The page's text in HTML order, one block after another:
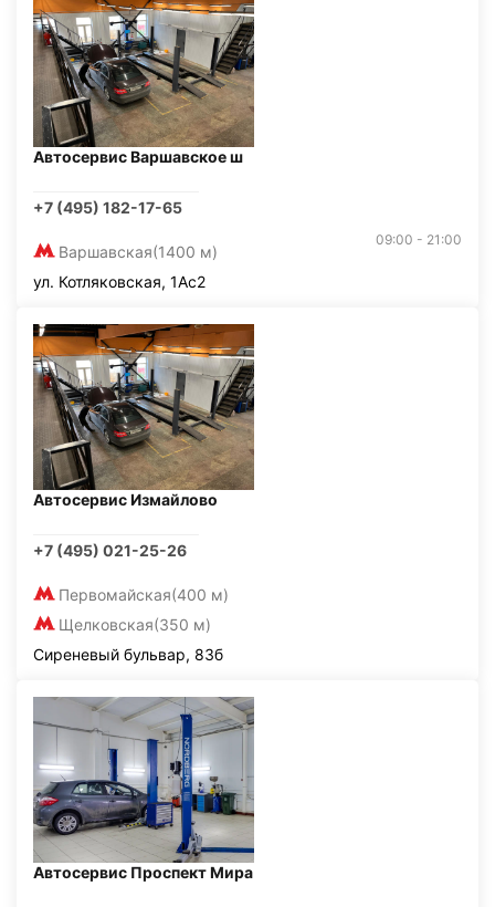
Автосервис Варшавское ш
+7 (495) 182-17-65
Варшавская(1400 м)
09:00 - 21:00
ул. Котляковская, 1Ас2
Автосервис Измайлово
+7 (495) 021-25-26
Первомайская(400 м)
Щелковская(350 м)
Сиреневый бульвар, 83б
Автосервис Проспект Мира